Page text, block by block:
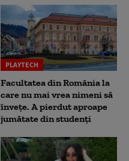
PLAYTECH
Facultatea din România la
care nu mai vrea nimeni să
înveţe. A pierdut aproape
jumătate din studenţi